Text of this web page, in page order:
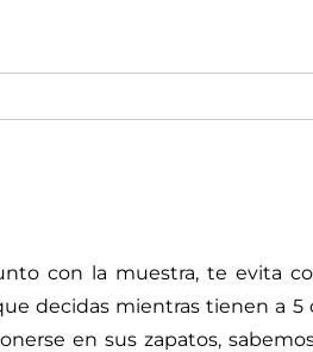
con la muestra, te evita
decidas mientras tienen a 5
en sus zapatos,